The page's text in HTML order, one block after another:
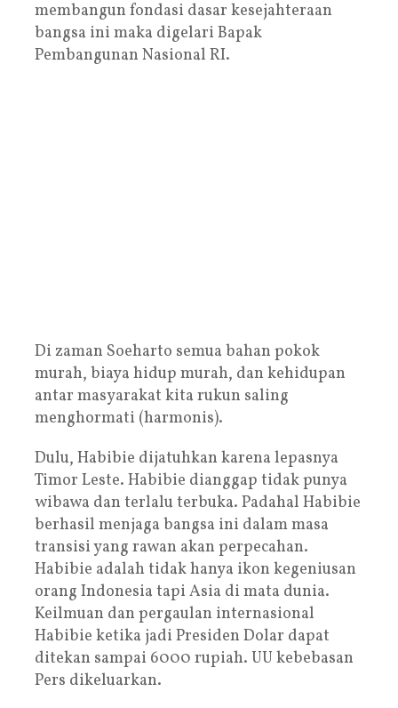
membangun fondasi dasar kesejahteraan
bangsa ini maka digelari Bapak
Pembangunan Nasional RI.
Di zaman Soeharto semua bahan pokok
murah, biaya hidup murah, dan kehidupan
antar masyarakat kita rukun saling
menghormati (harmonis).
Dulu, Habibie dijatuhkan karena lepasnya
Timor Leste. Habibie dianggap tidak punya
wibawa dan terlalu terbuka. Padahal Habibie
berhasil menjaga bangsa ini dalam masa
transisi yang rawan akan perpecahan.
Habibie adalah tidak hanya ikon kegeniusan
orang Indonesia tapi Asia di mata dunia.
Keilmuan dan pergaulan internasional
Habibie ketika jadi Presiden Dolar dapat
ditekan sampai 6000 rupiah. UU kebebasan
Pers dikeluarkan.